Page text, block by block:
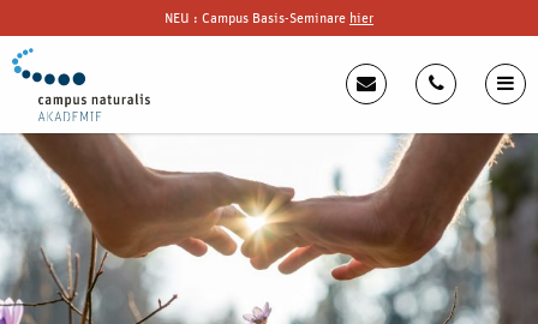
NEU : Campus Basis-Seminare hier